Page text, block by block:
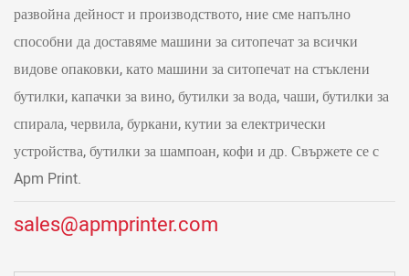
развойна дейност и производството, ние сме напълно
способни да доставяме машини за ситопечат за всички
видове опаковки, като машини за ситопечат на стъклени
бутилки, капачки за вино, бутилки за вода, чаши, бутилки за
спирала, червила, буркани, кутии за електрически
устройства, бутилки за шампоан, кофи и др. Свържете се с
Apm Print.
sales@apmprinter.com